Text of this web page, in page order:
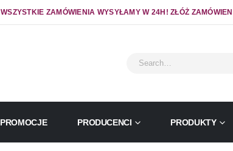
WSZYSTKIE ZAMÓWIENIA WYSYŁAMY W 24H! ZŁÓŻ
PROMOCJE PRODUCENCI PRODUKTY